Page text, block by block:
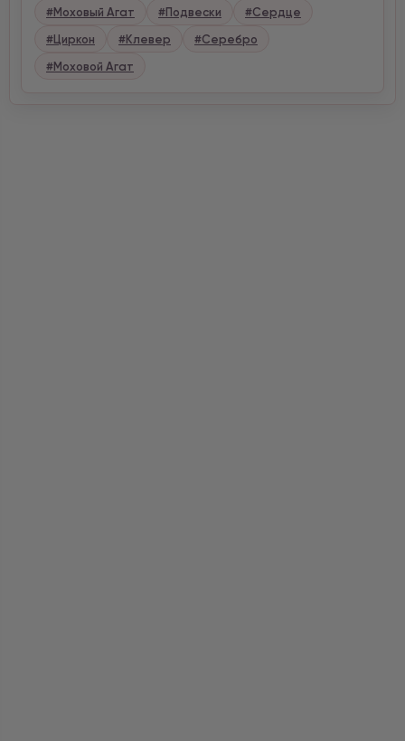
#Моховый Агат
#Подвески
#Сердце
#Циркон
#Клевер
#Серебро
#Моховой Агат